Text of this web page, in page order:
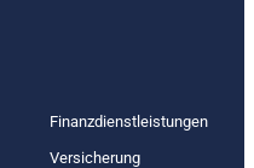
Finanzdienstleistungen
Versicherung